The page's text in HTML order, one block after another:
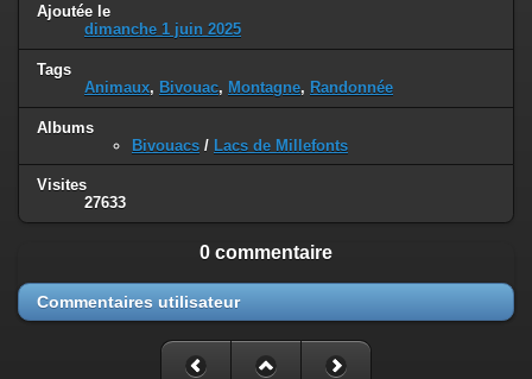
Ajoutée le
dimanche 1 juin 2025
Tags
Animaux, Bivouac, Montagne, Randonnée
Albums
Bivouacs / Lacs de Millefonts
Visites
27633
0 commentaire
Commentaires utilisateur